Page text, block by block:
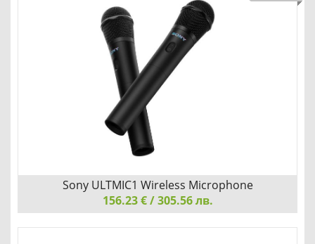
Sony ULTMIC1 Wireless Microphone
156.23 € / 305.56 лв.